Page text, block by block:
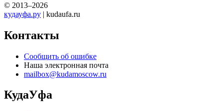
© 2013–2026
кудауфа.ру | kudaufa.ru
Контакты
Сообщить об ошибке
Наша электронная почта
mailbox@kudamoscow.ru
КудаУфа